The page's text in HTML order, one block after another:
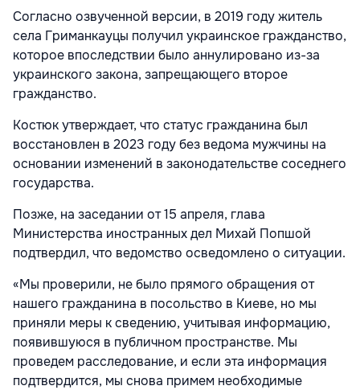
Согласно озвученной версии, в 2019 году житель
села Гриманкауцы получил украинское гражданство,
которое впоследствии было аннулировано из-за
украинского закона, запрещающего второе
гражданство.
Костюк утверждает, что статус гражданина был
восстановлен в 2023 году без ведома мужчины на
основании изменений в законодательстве соседнего
государства.
Позже, на заседании от 15 апреля, глава
Министерства иностранных дел Михай Попшой
подтвердил, что ведомство осведомлено о ситуации.
«Мы проверили, не было прямого обращения от
нашего гражданина в посольство в Киеве, но мы
приняли меры к сведению, учитывая информацию,
появившуюся в публичном пространстве. Мы
проведем расследование, и если эта информация
подтвердится, мы снова примем необходимые